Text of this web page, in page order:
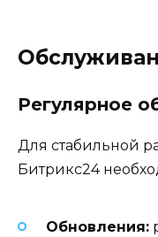
Регулярное
Для стабильной
Битрикс24
Обновления: